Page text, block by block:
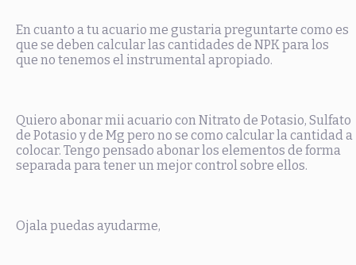
En cuanto a tu acuario me gustaria preguntarte como es
que se deben calcular las cantidades de NPK para los
que no tenemos el instrumental apropiado.
Quiero abonar mii acuario con Nitrato de Potasio, Sulfato
de Potasio y de Mg pero no se como calcular la cantidad a
colocar. Tengo pensado abonar los elementos de forma
separada para tener un mejor control sobre ellos.
Ojala puedas ayudarme,